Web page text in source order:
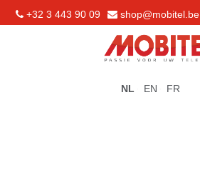
+32 3 443 90 09 shop@mobitel.be
NL EN FR